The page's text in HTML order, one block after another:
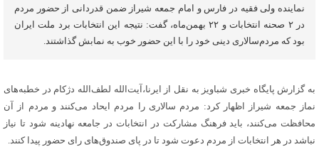
نماینده ولی فقیه در فارس و امام جمعه شیراز ضمن قدردانی از حضور مردم
در ۲ صحنه انتخابات و ۲۲ بهمن‌ماه، گفت: نتیجه این انتخابات برد ملت ایران
بود که مردم‌سالاری دینی خود را با این حضور خوب به نمابش گذاشتند.
به گزارش پایگاه خبری شباویز به نقل از ایرنا،آیت‌الله لطف‌الله دژکام در خطبه‌های
نماز جمعه شیراز اظهار کرد: مردم سالاری را مردم ایحاد می‌کنند و مردم از آن
محافظت می‌کنند، باید فرهنگ مشارکت در انتخابات در جامعه نهادینه شود تا نیاز
نباشد در هر انتخابات از مردم دعوت شود تا در پای صندوق‌های رای حضور پیدا کنند.